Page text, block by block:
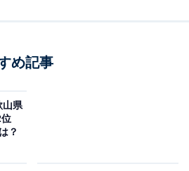
った際へお土産を買って帰るの
性／静岡県）、「ラーメンのイ
期待ができる」（30代女性／兵
め記事
山県
？